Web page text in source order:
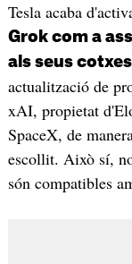
Tesla acaba
Grok com a
als seus
actualització de
xAI, propietat
SpaceX, de
escollit. Això sí,
són compatibles